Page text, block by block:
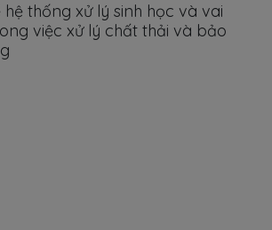
hệ thống xử lý sinh học và vai
việc xử lý chất thải và bảo